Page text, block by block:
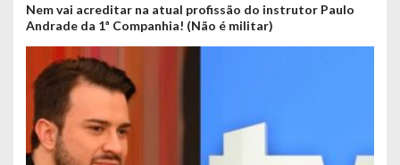
Nem vai acreditar na atual profissão do instrutor Paulo
Andrade da 1ª Companhia! (Não é militar)